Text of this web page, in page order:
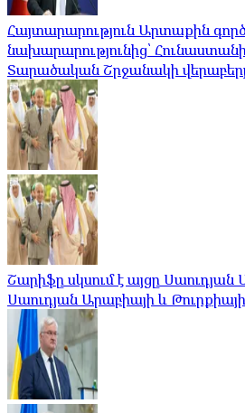
Հայտարարություն Արտաքին
նախարարությունից՝
Տարածական Շրջանակի
Շարիֆը սկսում է այցը Սաուդյան
Սաուդյան Արաբիայի և